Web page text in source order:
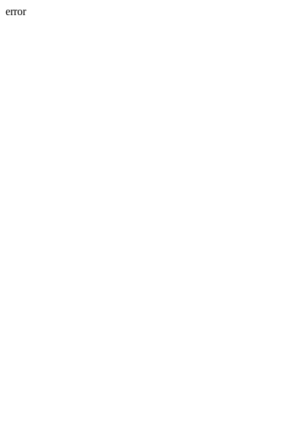
error